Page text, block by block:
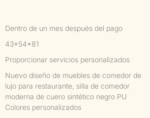
Dentro de un mes después del pago
43*54*81
Proporcionar servicios personalizados
Nuevo diseño de muebles de comedor de
lujo para restaurante, silla de comedor
moderna de cuero sintético negro PU
Colores personalizados